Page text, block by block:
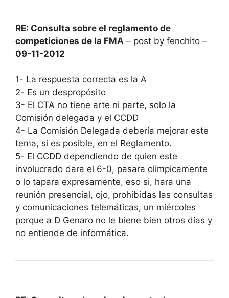
RE: Consulta sobre el reglamento de
competiciones de la FMA – post by fenchito –
09-11-2012
1- La respuesta correcta es la A
2- Es un despropósito
3- El CTA no tiene arte ni parte, solo la
Comisión delegada y el CCDD
4- La Comisión Delegada debería mejorar este
tema, si es posible, en el Reglamento.
5- El CCDD dependiendo de quien este
involucrado dara el 6-0, pasara olimpicamente
o lo tapara expresamente, eso si, hara una
reunión presencial, ojo, prohibidas las consultas
y comunicaciones telemáticas, un miércoles
porque a D Genaro no le biene bien otros días y
no entiende de informática.